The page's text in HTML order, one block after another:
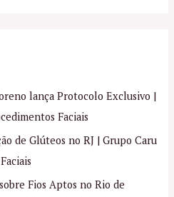
lança Protocolo Exclusivo |
Faciais
de Glúteos no RJ | Grupo Caru
Fios Aptos no Rio de